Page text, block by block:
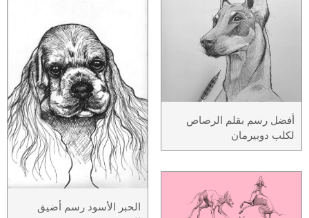
أفضل رسم بقلم الرصاص
لكلب دوبيرمان
الحبر الأسود رسم أضيق